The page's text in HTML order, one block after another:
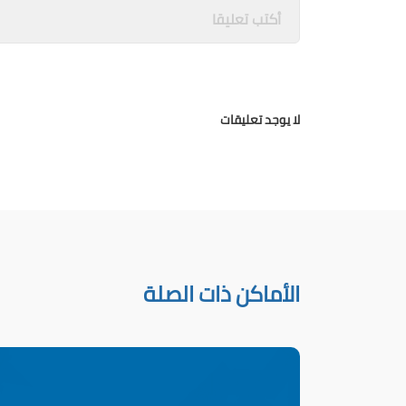
لا يوجد تعليقات
الأماكن ذات الصلة